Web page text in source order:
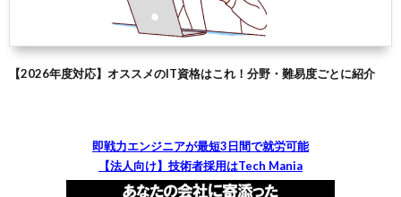
【2026年度対応】オススメのIT資格はこれ！分野・難易度ごとに紹介
即戦力エンジニアが最短3日間で就労可能
【法人向け】技術者採用はTech Mania